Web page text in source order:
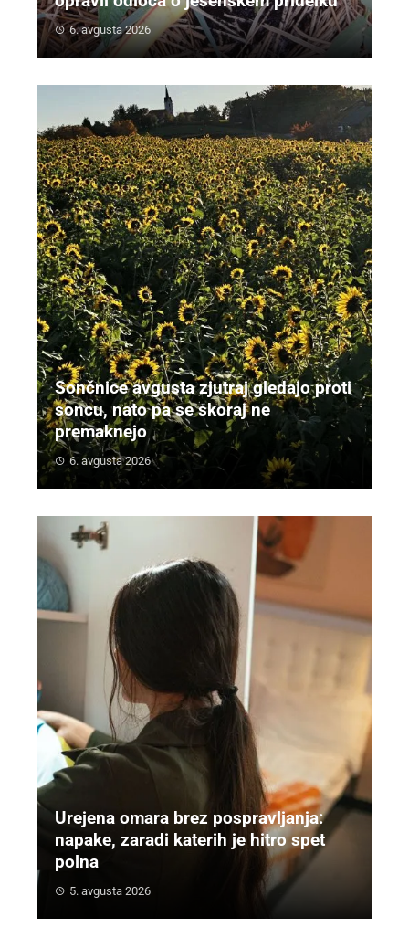
6. avgusta 2026
Sončnice avgusta zjutraj gledajo proti
soncu, nato pa se skoraj ne
premaknejo
6. avgusta 2026
Urejena omara brez pospravljanja:
napake, zaradi katerih je hitro spet
polna
5. avgusta 2026